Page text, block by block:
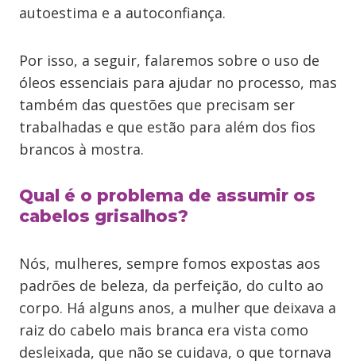
autoestima e a autoconfiança.
Por isso, a seguir, falaremos sobre o uso de
óleos essenciais para ajudar no processo, mas
também das questões que precisam ser
trabalhadas e que estão para além dos fios
brancos à mostra.
Qual é o problema de assumir os
cabelos grisalhos?
Nós, mulheres, sempre fomos expostas aos
padrões de beleza, da perfeição, do culto ao
corpo. Há alguns anos, a mulher que deixava a
raiz do cabelo mais branca era vista como
desleixada, que não se cuidava, o que tornava